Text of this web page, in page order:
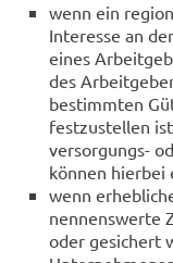
wenn ein
Interesse an
eines
des
bestimmten
festzustellen
versorgungs-
können hierbei
wenn
nennenswerte
oder gesichert